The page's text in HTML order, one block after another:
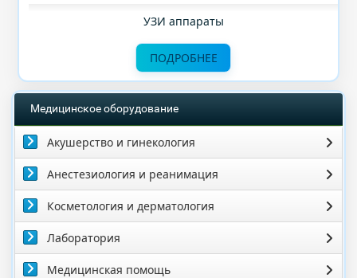
УЗИ аппараты
ПОДРОБНЕЕ
Медицинское оборудование
Акушерство и гинекология
Анестезиология и реанимация
Косметология и дерматология
Лаборатория
Медицинская помощь